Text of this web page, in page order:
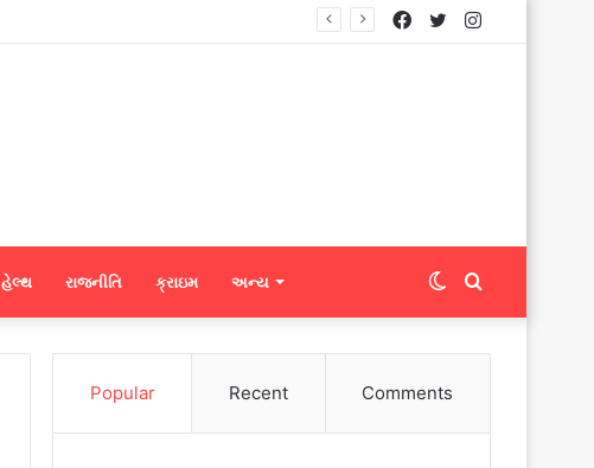
યુનિટ્સને ફેબ્રિક એક્સપોર્ટ કરી શકશે Instagram
Twitter
Facebook
હેલ્થ રાજનીતિ ક્રાઇમ અન્ય Search
for
Switch
skin
Popular Recent Comments